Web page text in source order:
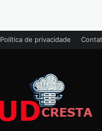
Política de privacidade